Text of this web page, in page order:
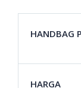
HANDBAG
HARGA